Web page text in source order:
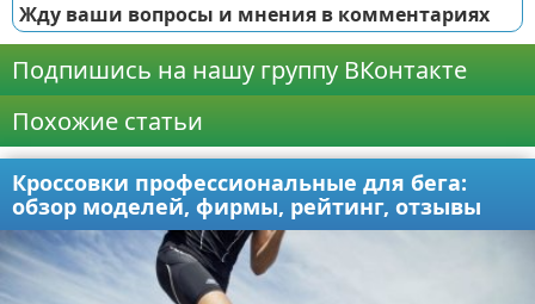
Жду ваши вопросы и мнения в комментариях
Подпишись на нашу группу ВКонтакте
Похожие статьи
Кроссовки профессиональные для бега:
обзор моделей, фирмы, рейтинг, отзывы